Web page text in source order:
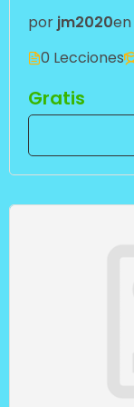
por jm2020en
0 Lecciones
Gratis